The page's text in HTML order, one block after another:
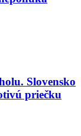
Slovensko
priečku